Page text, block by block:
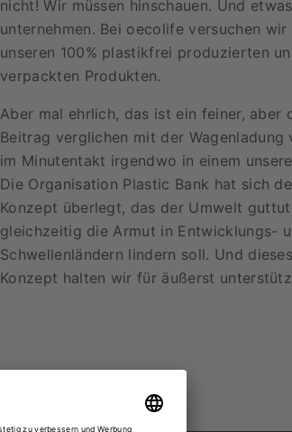
nicht! Wir müssen hinschauen. Und
unternehmen. Bei oecolife versuchen wir
unseren 100% plastikfrei produzierten
verpackten Produkten.
Aber mal ehrlich, das ist ein feiner, aber
Beitrag verglichen mit der Wagenladung
im Minutentakt irgendwo in einem
Die Organisation Plastic Bank hat sich
Konzept überlegt, das der Umwelt
gleichzeitig die Armut in Entwicklungs-
Schwellenländern lindern soll. Und
Konzept halten wir für äußerst